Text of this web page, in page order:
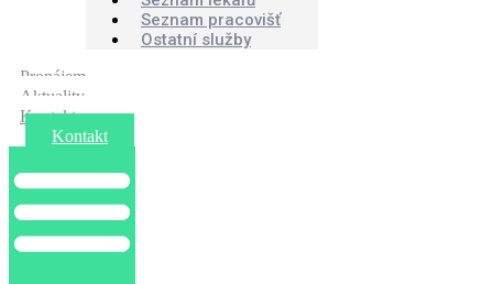
Seznam pracovišť
Ostatní služby
Pronájem
Aktuality
Kontakt
Kontakt